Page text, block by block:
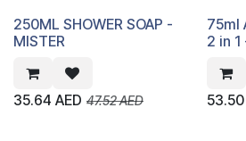
250ML SHOWER SOAP -
MISTER
35.64 AED 47.52AED
75ml
2 in 1
53.50